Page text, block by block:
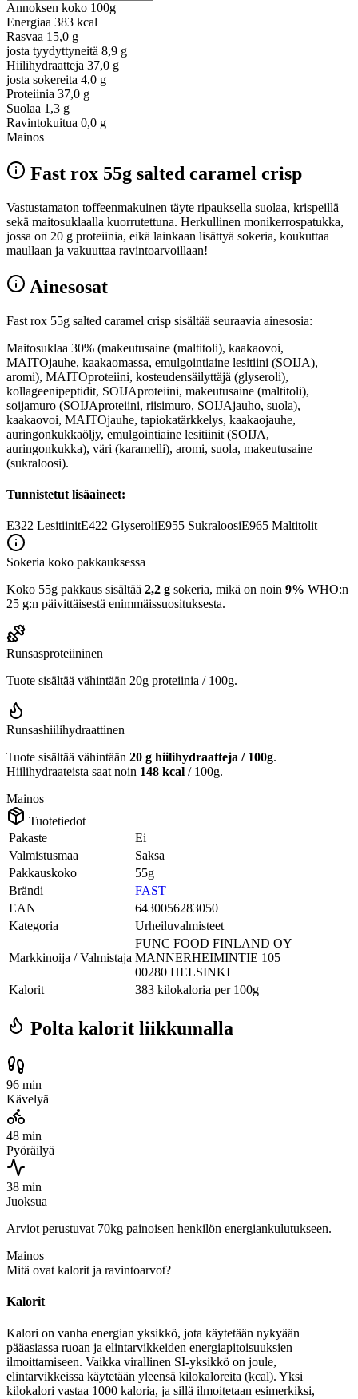
Annoksen koko 100g
Energiaa 383 kcal
Rasvaa 15,0 g
josta tyydyttyneitä 8,9 g
Hiilihydraatteja 37,0 g
josta sokereita 4,0 g
Proteiinia 37,0 g
Suolaa 1,3 g
Ravintokuitua 0,0 g
Mainos
Fast rox 55g salted caramel crisp
Vastustamaton toffeenmakuinen täyte ripauksella suolaa, krispeillä
sekä maitosuklaalla kuorrutettuna. Herkullinen monikerrospatukka,
jossa on 20 g proteiinia, eikä lainkaan lisättyä sokeria, koukuttaa
maullaan ja vakuuttaa ravintoarvoillaan!
Ainesosat
Fast rox 55g salted caramel crisp sisältää seuraavia ainesosia:
Maitosuklaa 30% (makeutusaine (maltitoli), kaakaovoi,
MAITOjauhe, kaakaomassa, emulgointiaine lesitiini (SOIJA),
aromi), MAITOproteiini, kosteudensäilyttäjä (glyseroli),
kollageenipeptidit, SOIJAproteiini, makeutusaine (maltitoli),
soijamuro (SOIJAproteiini, riisimuro, SOIJAjauho, suola),
kaakaovoi, MAITOjauhe, tapiokatärkkelys, kaakaojauhe,
auringonkukkaöljy, emulgointiaine lesitiinit (SOIJA,
auringonkukka), väri (karamelli), aromi, suola, makeutusaine
(sukraloosi).
Tunnistetut lisäaineet:
E322 LesitiinitE422 GlyseroliE955 SukraloosiE965 Maltitolit
Sokeria koko pakkauksessa
Koko 55g pakkaus sisältää 2,2 g sokeria, mikä on noin 9% WHO:n
25 g:n päivittäisestä enimmäissuosituksesta.
Runsasproteiininen
Tuote sisältää vähintään 20g proteiinia / 100g.
Runsashiilihydraattinen
Tuote sisältää vähintään 20 g hiilihydraatteja / 100g.
Hiilihydraateista saat noin 148 kcal / 100g.
Mainos
Tuotetiedot
Pakaste
Ei
Valmistusmaa
Saksa
Pakkauskoko
55g
Brändi
FAST
EAN
6430056283050
Kategoria
Urheiluvalmisteet
Markkinoija / Valmistaja
FUNC FOOD FINLAND OY
MANNERHEIMINTIE 105
00280 HELSINKI
Kalorit
383 kilokaloria per 100g
Polta kalorit liikkumalla
96 min
Kävelyä
48 min
Pyöräilyä
38 min
Juoksua
Arviot perustuvat 70kg painoisen henkilön energiankulutukseen.
Mainos
Mitä ovat kalorit ja ravintoarvot?
Kalorit
Kalori on vanha energian yksikkö, jota käytetään nykyään
pääasiassa ruoan ja elintarvikkeiden energiapitoisuuksien
ilmoittamiseen. Vaikka virallinen SI-yksikkö on joule,
elintarvikkeissa käytetään yleensä kilokaloreita (kcal). Yksi
kilokalori vastaa 1000 kaloria, ja sillä ilmoitetaan esimerkiksi,